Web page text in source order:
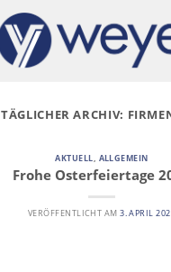
TÄGLICHER ARCHIV:
AKTUELL, ALLGEMEIN
Frohe Osterfeiertage
VERÖFFENTLICHT AM3. APRIL